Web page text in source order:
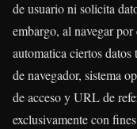
de usuario ni solicita
embargo, al navegar
automatica ciertos
de navegador, sistema
de acceso y URL de
exclusivamente con